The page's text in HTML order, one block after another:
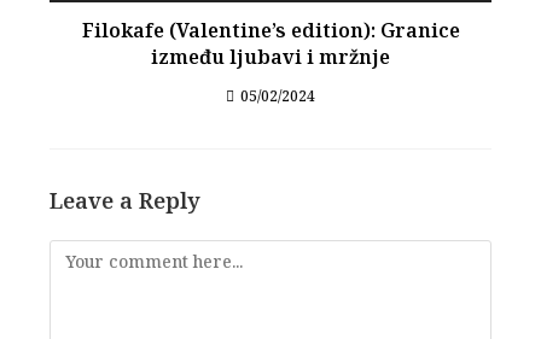
Filokafe (Valentine’s edition): Granice
između ljubavi i mržnje
05/02/2024
Leave a Reply
Comment